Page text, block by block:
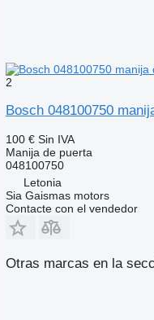
2
Bosch 048100750
100 € Sin IVA
Manija de puerta
048100750
Letonia
Sia Gaismas motors
Contacte con el vendedor
Otras marcas en la